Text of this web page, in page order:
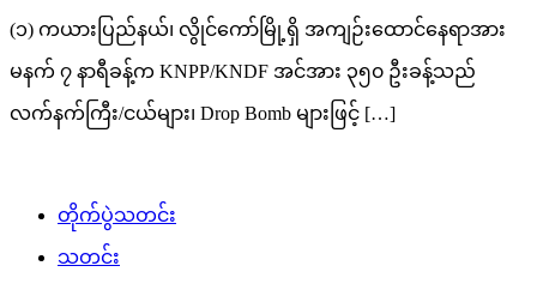
(၁) ကယားပြည်နယ်၊ လွိုင်ကော်မြို့ရှိ အကျဉ်းထောင်နေရာအား
မနက် ၇ နာရီခန့်က KNPP/KNDF အင်အား ၃၅၀ ဦးခန့်သည်
လက်နက်ကြီး/ငယ်များ၊ Drop Bomb များဖြင့် […]
တိုက်ပွဲသတင်း
သတင်း